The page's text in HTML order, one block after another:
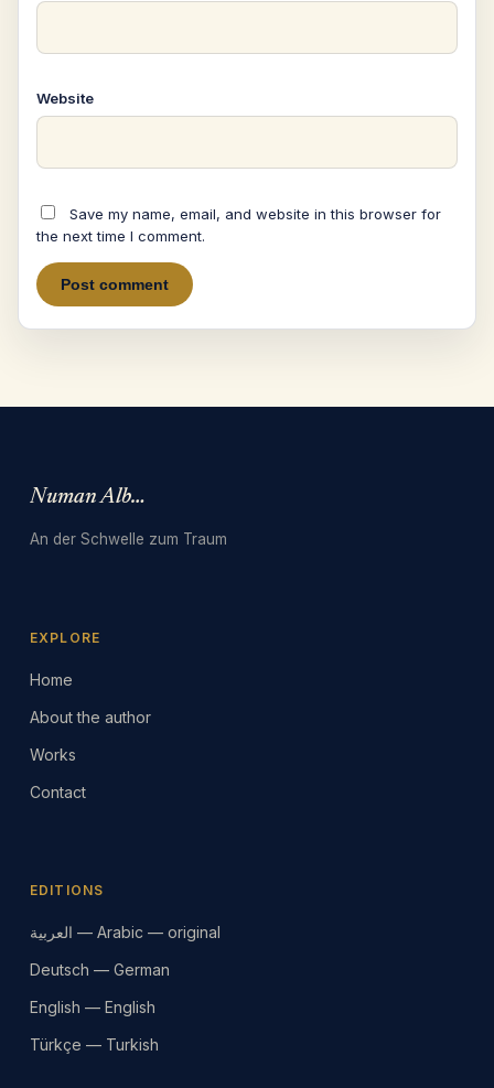
Website
Save my name, email, and website in this browser for
the next time I comment.
Numan Albarbari
An der Schwelle zum Traum
EXPLORE
Home
About the author
Works
Contact
EDITIONS
العربية — Arabic — original
Deutsch — German
English — English
Türkçe — Turkish